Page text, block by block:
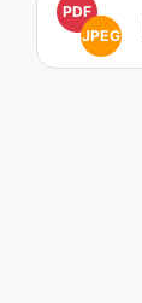
PDF
JPEG